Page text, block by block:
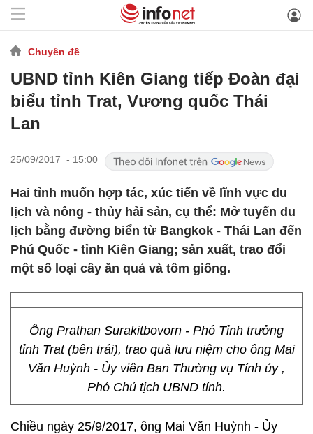
Chuyên đề
UBND tỉnh Kiên Giang tiếp Đoàn đại
biểu tỉnh Trat, Vương quốc Thái
Lan
25/09/2017 - 15:00
Hai tỉnh muốn hợp tác, xúc tiến về lĩnh vực du
lịch và nông - thủy hải sản, cụ thể: Mở tuyến du
lịch bằng đường biển từ Bangkok - Thái Lan đến
Phú Quốc - tỉnh Kiên Giang; sản xuất, trao đổi
một số loại cây ăn quả và tôm giống.
Ông Prathan Surakitbovorn - Phó Tỉnh trưởng
tỉnh Trat (bên trái), trao quà lưu niệm cho ông Mai
Văn Huỳnh - Ủy viên Ban Thường vụ Tỉnh ủy ,
Phó Chủ tịch UBND tỉnh.
Chiều ngày 25/9/2017, ông Mai Văn Huỳnh - Ủy